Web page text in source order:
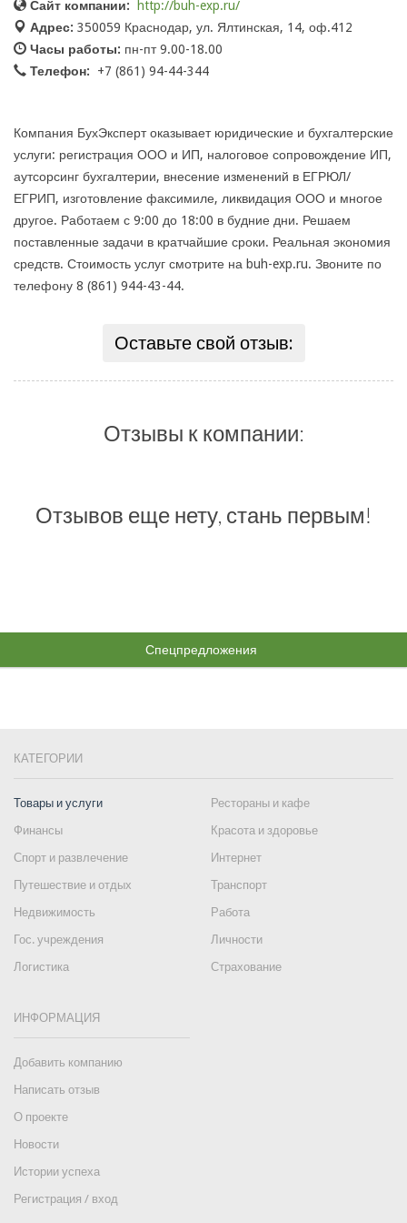
Сайт компании:
http://buh-exp.ru/
Адрес: 350059 Краснодар, ул. Ялтинская, 14, оф.412
Часы работы: пн-пт 9.00-18.00
Телефон:
+7 (861) 94-44-344
Компания БухЭксперт оказывает юридические и бухгалтерские
услуги: регистрация ООО и ИП, налоговое сопровождение ИП,
аутсорсинг бухгалтерии, внесение изменений в ЕГРЮЛ/
ЕГРИП, изготовление факсимиле, ликвидация ООО и многое
другое. Работаем с 9:00 до 18:00 в будние дни. Решаем
поставленные задачи в кратчайшие сроки. Реальная экономия
средств. Стоимость услуг смотрите на buh-exp.ru. Звоните по
телефону 8 (861) 944-43-44.
Оставьте свой отзыв:
Отзывы к компании:
Отзывов еще нету, стань первым!
Спецпредложения
КАТЕГОРИИ
Товары и услуги
Рестораны и кафе
Финансы
Красота и здоровье
Спорт и развлечение
Интернет
Путешествие и отдых
Транспорт
Недвижимость
Работа
Гос. учреждения
Личности
Логистика
Страхование
ИНФОРМАЦИЯ
Добавить компанию
Написать отзыв
О проекте
Новости
Истории успеха
Регистрация / вход